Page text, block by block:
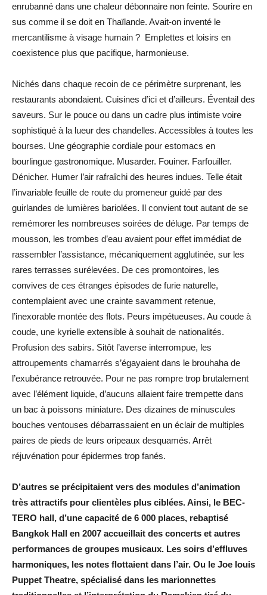
enrubanné dans une chaleur débonnaire non feinte. Sourire en
sus comme il se doit en Thaïlande. Avait-on inventé le
mercantilisme à visage humain ? Emplettes et loisirs en
coexistence plus que pacifique, harmonieuse.
Nichés dans chaque recoin de ce périmètre surprenant, les
restaurants abondaient. Cuisines d’ici et d’ailleurs. Éventail des
saveurs. Sur le pouce ou dans un cadre plus intimiste voire
sophistiqué à la lueur des chandelles. Accessibles à toutes les
bourses. Une géographie cordiale pour estomacs en
bourlingue gastronomique. Musarder. Fouiner. Farfouiller.
Dénicher. Humer l’air rafraîchi des heures indues. Telle était
l’invariable feuille de route du promeneur guidé par des
guirlandes de lumières bariolées. Il convient tout autant de se
remémorer les nombreuses soirées de déluge. Par temps de
mousson, les trombes d’eau avaient pour effet immédiat de
rassembler l’assistance, mécaniquement agglutinée, sur les
rares terrasses surélevées. De ces promontoires, les
convives de ces étranges épisodes de furie naturelle,
contemplaient avec une crainte savamment retenue,
l’inexorable montée des flots. Peurs impétueuses. Au coude à
coude, une kyrielle extensible à souhait de nationalités.
Profusion des sabirs. Sitôt l’averse interrompue, les
attroupements chamarrés s’égayaient dans le brouhaha de
l’exubérance retrouvée. Pour ne pas rompre trop brutalement
avec l’élément liquide, d’aucuns allaient faire trempette dans
un bac à poissons miniature. Des dizaines de minuscules
bouches ventouses débarrassaient en un éclair de multiples
paires de pieds de leurs oripeaux desquamés. Arrêt
réjuvénation pour épidermes trop fanés.
D’autres se précipitaient vers des modules d’animation
très attractifs pour clientèles plus ciblées. Ainsi, le BEC-
TERO hall, d’une capacité de 6 000 places, rebaptisé
Bangkok Hall en 2007 accueillait des concerts et autres
performances de groupes musicaux. Les soirs d’effluves
harmoniques, les notes flottaient dans l’air. Ou le Joe louis
Puppet Theatre, spécialisé dans les marionnettes